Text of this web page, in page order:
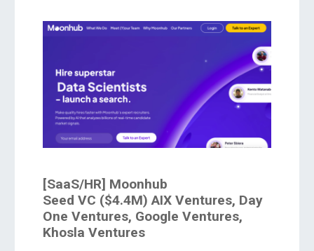
[SaaS/HR] Moonhub
Seed VC ($4.4M) AIX Ventures, Day
One Ventures, Google Ventures,
Khosla Ventures